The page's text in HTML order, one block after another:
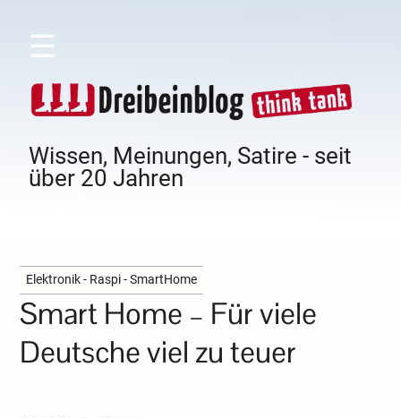
☰
Wissen, Meinungen, Satire - seit
über 20 Jahren
Elektronik - Raspi - SmartHome
Smart Home – Für viele
Deutsche viel zu teuer